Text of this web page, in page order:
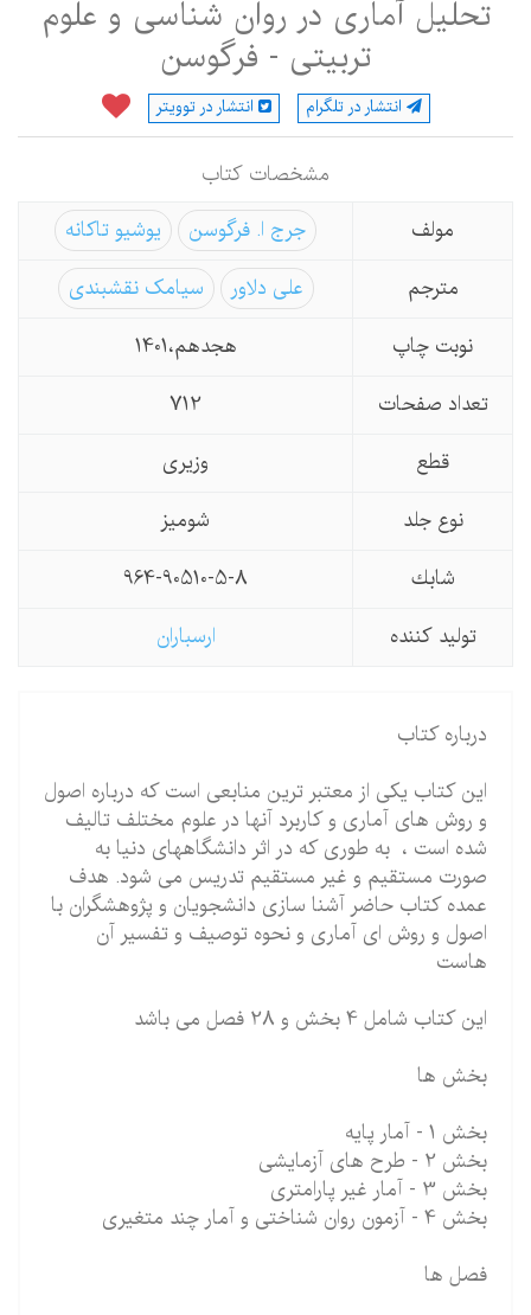
تحلیل آماری در روان شناسی و علوم
تربیتی - فرگوسن
انتشار در تلگرام انتشار در توویتر
مشخصات كتاب
مولف
جرج ا. فرگوسن
یوشیو تاکانه
مترجم
علی دلاور
سیامک نقشبندی
نوبت چاپ
هجدهم،1401
تعداد صفحات
712
قطع
وزیری
نوع جلد
شومیز
شابك
964-90510-5-8
تولید كننده
ارسباران
درباره کتاب
این کتاب یکی از معتبر ترین منابعی است که درباره اصول
و روش های آماری و کاربرد آنها در علوم مختلف تالیف
شده است ، به طوری که در اثر دانشگاههای دنیا به
صورت مستقیم و غیر مستقیم تدریس می شود. هدف
عمده کتاب حاضر آشنا سازی دانشجویان و پژوهشگران با
اصول و روش ای آماری و نحوه توصیف و تفسیر آن
هاست
این کتاب شامل 4 بخش و 28 فصل می باشد
بخش ها
بخش 1 - آمار پایه
بخش 2 - طرح های آزمایشی
بخش 3 - آمار غیر پارامتری
بخش 4 - آزمون روان شناختی و آمار چند متغیری
فصل ها